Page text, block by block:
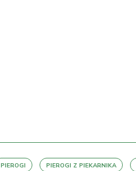
PIEROGI PIEROGI Z PIEKARNIKA